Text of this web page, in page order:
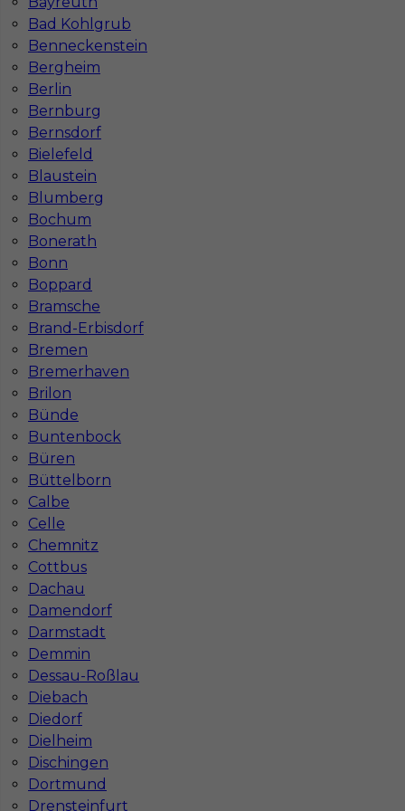
Bad Kohlgrub
Benneckenstein
Bergheim
Berlin
Bernburg
Bernsdorf
Bielefeld
Blaustein
Blumberg
Bochum
Bonerath
Bonn
Boppard
Bramsche
Brand-Erbisdorf
Bremen
Bremerhaven
Brilon
Bünde
Buntenbock
Büren
Büttelborn
Calbe
Celle
Chemnitz
Cottbus
Dachau
Damendorf
Darmstadt
Demmin
Dessau-Roßlau
Diebach
Diedorf
Dielheim
Dischingen
Dortmund
Drensteinfurt
Katowicach
Lublinie
Częstochowie
Najpopularniejsze miejscowości w Niemczech
Praca Augsburg
Praca Hamburg
Praca Berlin
Praca Hannover
Praca Dortmund
Praca Magdeburg
InServ © 2014 – 2026 | Wszelkie prawa zastrzeżone
Witryna korzysta z ciasteczek